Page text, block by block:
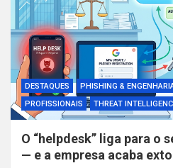
DESTAQUES PHISHING &
PROFISSIONAIS
THREAT
O “helpdesk” liga para o
— e a empresa acaba